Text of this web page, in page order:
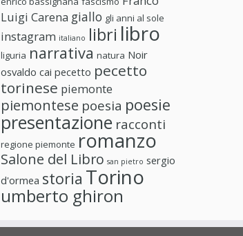
Luigi Carena giallo gli anni al sole
instagram italiano libri libro
liguria narrativa natura Noir
osvaldo cai pecetto pecetto
torinese piemonte
piemontese poesia poesie
presentazione racconti
regione piemonte romanzo
Salone del Libro san pietro sergio
d'ormea storia Torino
umberto ghiron